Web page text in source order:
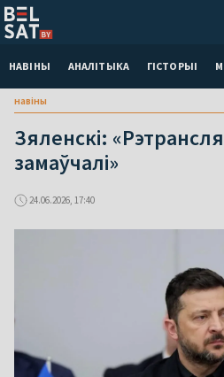
НАВІНЫ АНАЛІТЫКА ГІСТОРЫІ
навіны
Зяленскі:
замаўчалі»
24.06.2026, 17:40